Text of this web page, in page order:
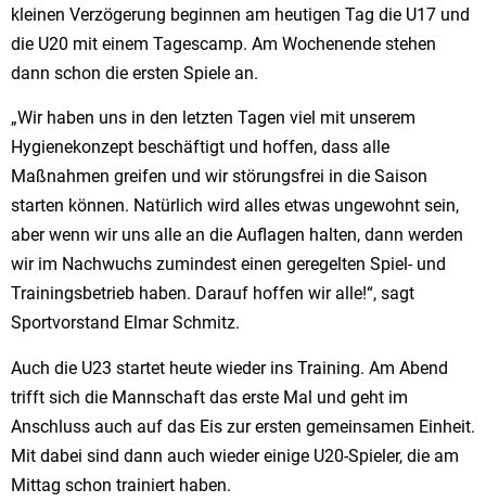
kleinen Verzögerung beginnen am heutigen Tag die U17 und
die U20 mit einem Tagescamp. Am Wochenende stehen
dann schon die ersten Spiele an.
„Wir haben uns in den letzten Tagen viel mit unserem
Hygienekonzept beschäftigt und hoffen, dass alle
Maßnahmen greifen und wir störungsfrei in die Saison
starten können. Natürlich wird alles etwas ungewohnt sein,
aber wenn wir uns alle an die Auflagen halten, dann werden
wir im Nachwuchs zumindest einen geregelten Spiel- und
Trainingsbetrieb haben. Darauf hoffen wir alle!“, sagt
Sportvorstand Elmar Schmitz.
Auch die U23 startet heute wieder ins Training. Am Abend
trifft sich die Mannschaft das erste Mal und geht im
Anschluss auch auf das Eis zur ersten gemeinsamen Einheit.
Mit dabei sind dann auch wieder einige U20-Spieler, die am
Mittag schon trainiert haben.